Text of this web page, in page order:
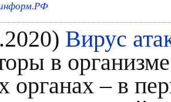
Вирус
в
органах – в